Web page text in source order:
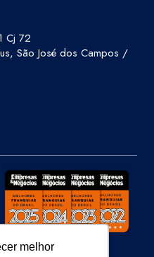
melhor
Cj 72
São José dos Campos /